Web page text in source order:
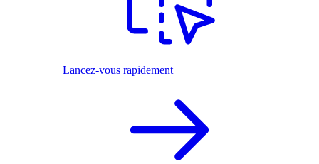
Lancez-vous rapidement